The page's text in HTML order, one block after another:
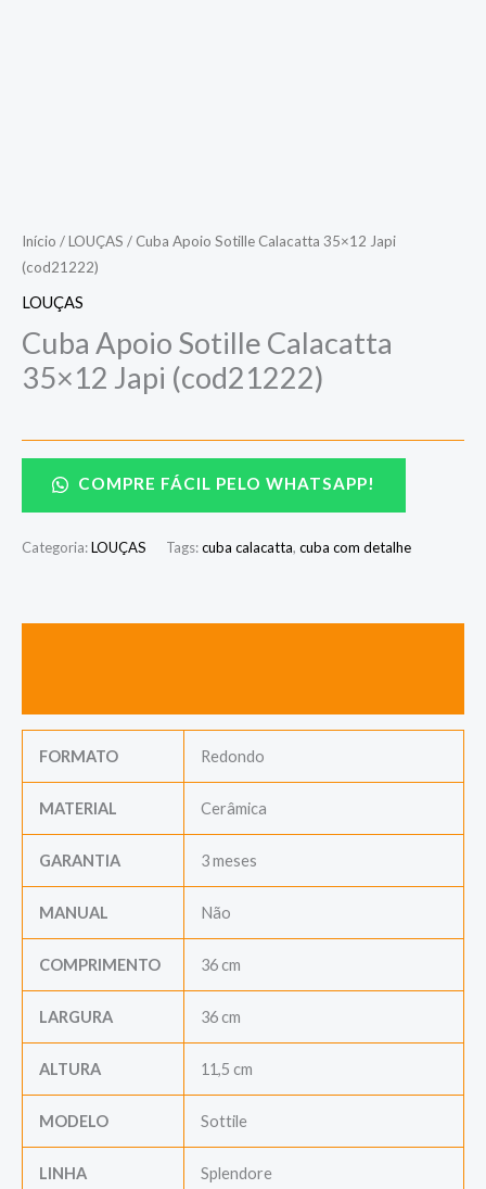
Início /LOUÇAS / Cuba Apoio Sotille Calacatta 35×12 Japi
(cod21222)
LOUÇAS
Cuba Apoio Sotille Calacatta
35×12 Japi (cod21222)
COMPRE FÁCIL PELO WHATSAPP!
Categoria:LOUÇAS Tags:cuba calacatta, cuba com detalhe
FORMATO Redondo
MATERIAL Cerâmica
GARANTIA 3 meses
MANUAL Não
COMPRIMENTO 36 cm
LARGURA 36 cm
ALTURA 11,5 cm
MODELO Sottile
LINHA Splendore